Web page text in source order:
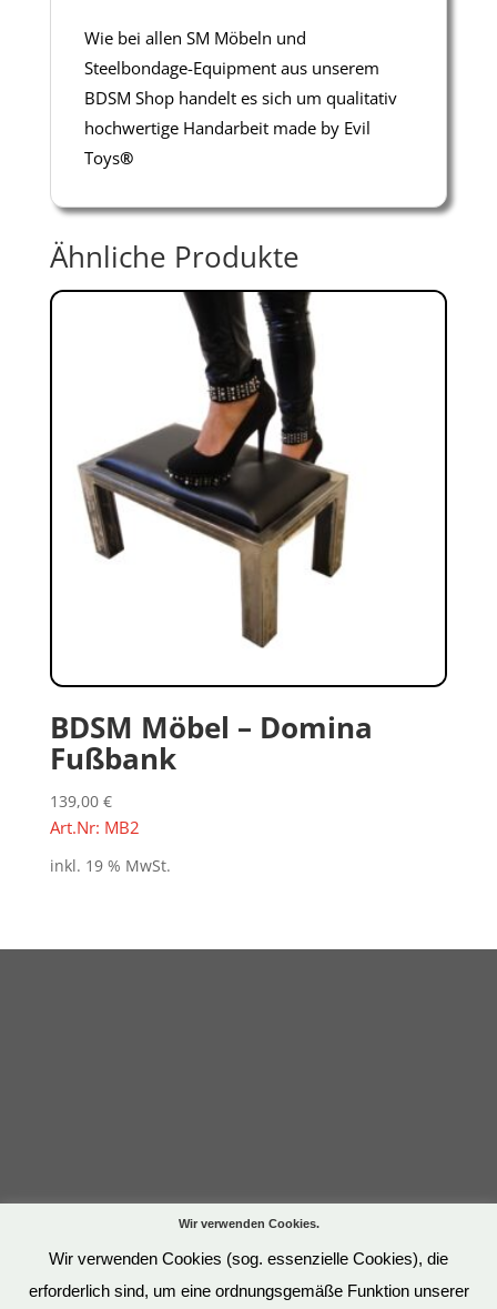
Wie bei allen SM Möbeln und
Steelbondage-Equipment aus unserem
BDSM Shop handelt es sich um qualitativ
hochwertige Handarbeit made by Evil
Toys®
Ähnliche Produkte
BDSM Möbel – Domina
Fußbank
139,00 €
Art.Nr: MB2
inkl. 19 % MwSt.
Wir verwenden Cookies.
Wir verwenden Cookies (sog. essenzielle Cookies), die
erforderlich sind, um eine ordnungsgemäße Funktion unserer